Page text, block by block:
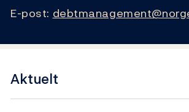
E-post:
Aktuelt